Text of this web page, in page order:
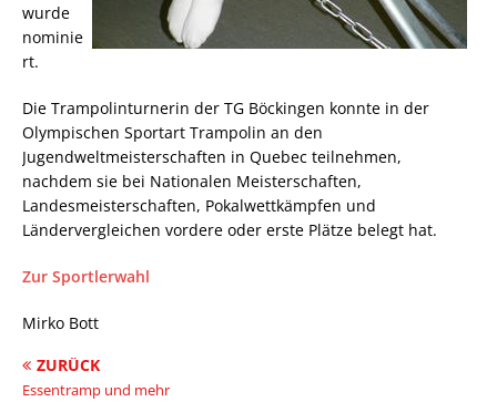
wurde
nominie
rt.
Die Trampolinturnerin der TG Böckingen konnte in der
Olympischen Sportart Trampolin an den
Jugendweltmeisterschaften in Quebec teilnehmen,
nachdem sie bei Nationalen Meisterschaften,
Landesmeisterschaften, Pokalwettkämpfen und
Ländervergleichen vordere oder erste Plätze belegt hat.
Zur Sportlerwahl
Mirko Bott
ZURÜCK
Essentramp und mehr